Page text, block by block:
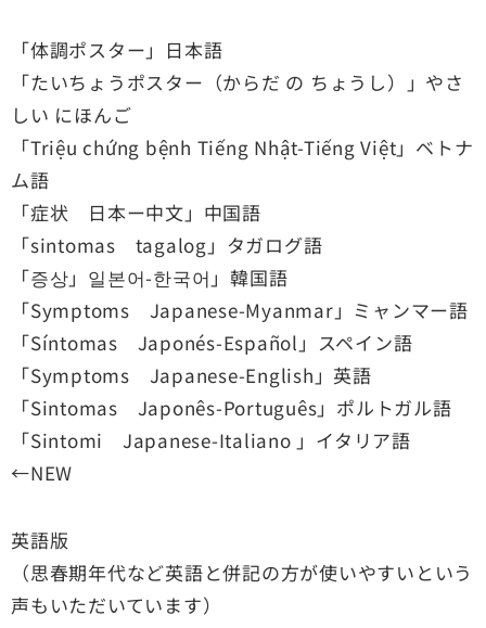
「体調ポスター」日本語
「たいちょうポスター（からだ の ちょうし）」やさ
しい にほんご
「Triệu chứng bệnh Tiếng Nhật-Tiếng Việt」ベトナ
ム語
「症状 日本ー中文」中国語
「sintomas tagalog」タガログ語
「증상」일본어-한국어」韓国語
「Symptoms Japanese-Myanmar」ミャンマー語
「Síntomas Japonés-Español」スペイン語
「Symptoms Japanese-English」英語
「Sintomas Japonês-Português」ポルトガル語
「Sintomi Japanese-Italiano 」イタリア語
←NEW
英語版
（思春期年代など英語と併記の方が使いやすいという
声もいただいています）